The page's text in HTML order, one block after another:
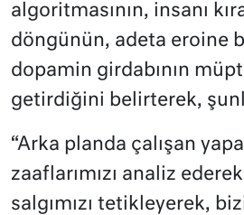
algoritmasının, insanı
döngünün, adeta eroine
dopamin girdabının
getirdiğini belirterek,
“Arka planda çalışan
zaaflarımızı analiz
salgımızı tetikleyerek,